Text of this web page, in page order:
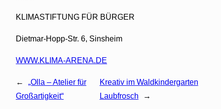
KLIMASTIFTUNG FÜR BÜRGER
Dietmar-Hopp-Str. 6, Sinsheim
WWW.KLIMA-ARENA.DE
←
„Olla – Atelier für
Großartigkeit“
Kreativ im Waldkindergarten
Laubfrosch
→